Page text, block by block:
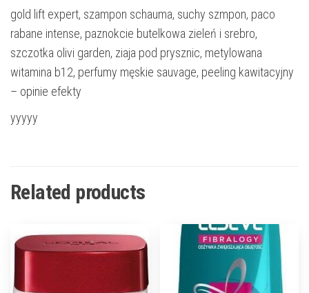
gold lift expert, szampon schauma, suchy szmpon, paco
rabane intense, paznokcie butelkowa zieleń i srebro,
szczotka olivi garden, ziaja pod prysznic, metylowana
witamina b12, perfumy męskie sauvage, peeling kawitacyjny
– opinie efekty
yyyyy
Related products